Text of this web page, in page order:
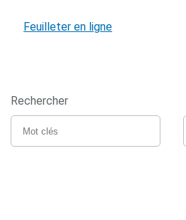
Feuilleter en ligne
Rechercher